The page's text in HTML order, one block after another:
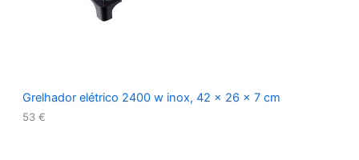
Grelhador elétrico 2400 w inox, 42 x 26 x 7 cm
53 €